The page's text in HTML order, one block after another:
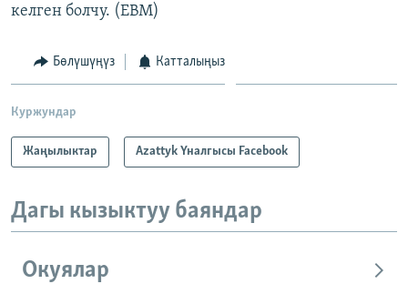
келген болчу. (EBM)
Бөлүшүңүз Катталыңыз
Куржундар
Жаңылыктар Azattyk Үналгысы Facebook
Дагы кызыктуу баяндар
Окуялар